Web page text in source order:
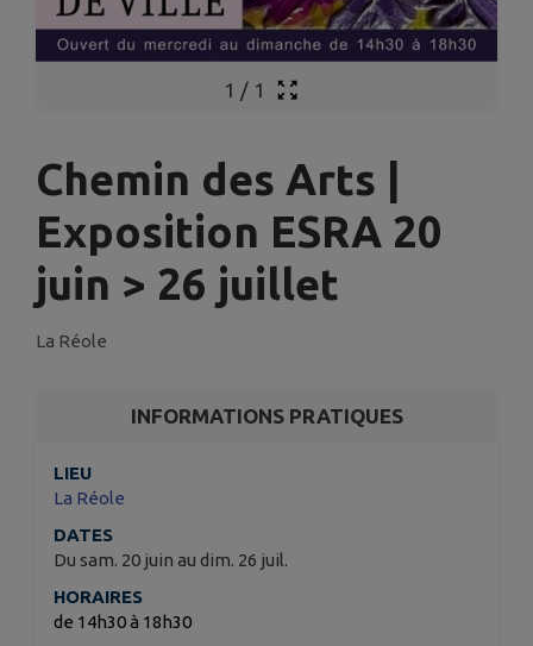
1 / 1
Chemin des Arts |
Exposition ESRA 20
juin > 26 juillet
La Réole
INFORMATIONS PRATIQUES
LIEU
La Réole
DATES
Du sam. 20 juin au dim. 26 juil.
HORAIRES
de 14h30 à 18h30